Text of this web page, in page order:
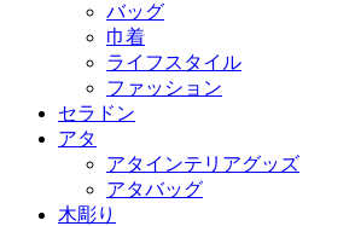
バッグ
巾着
ライフスタイル
ファッション
セラドン
アタ
アタインテリアグッズ
アタバッグ
木彫り